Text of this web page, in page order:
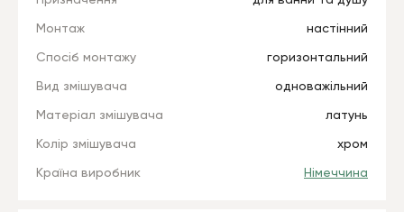
Монтаж настінний
Спосіб монтажу горизонтальний
Вид змішувача одноважільний
Матеріал змішувача латунь
Колір змішувача хром
Країна виробник Німеччина